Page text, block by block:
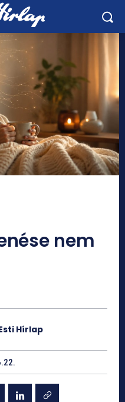
nem
Hírlap